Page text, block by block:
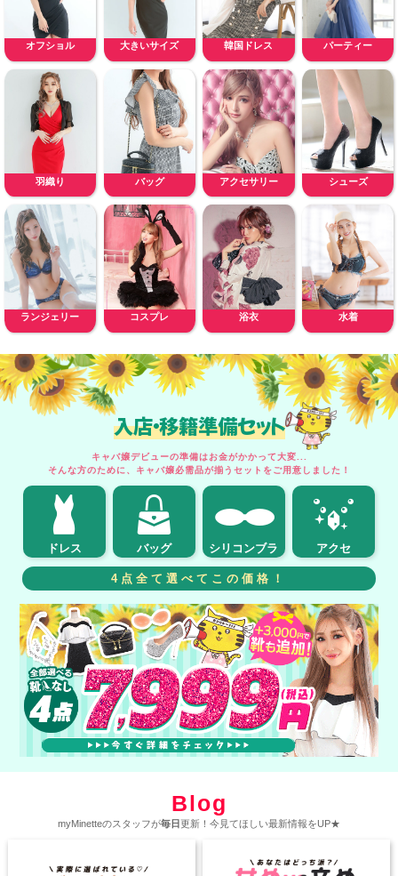
オフショル 大きいサイズ 韓国ドレス パーティー
羽織り バッグ アクセサリー シューズ
ランジェリー コスプレ 浴衣 水着
入店・移籍準備セット
キャバ嬢デビューの準備はお金がかかって大変...
そんな方のために、キャバ嬢必需品が揃うセットをご用意しました！
ドレス バッグ シリコンブラ アクセ
4点全て選べてこの価格！
Blog
myMinetteのスタッフが毎日 更新！今見てほしい最新情報をUP★